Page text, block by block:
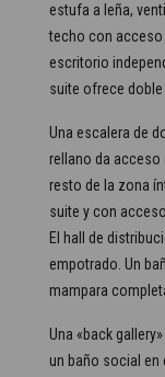
estufa a leña,
techo con acceso
escritorio
suite ofrece doble
Una escalera de
rellano da acceso
resto de la zona
suite y con
El hall de
empotrado. Un
mampara
Una «back
un baño social en